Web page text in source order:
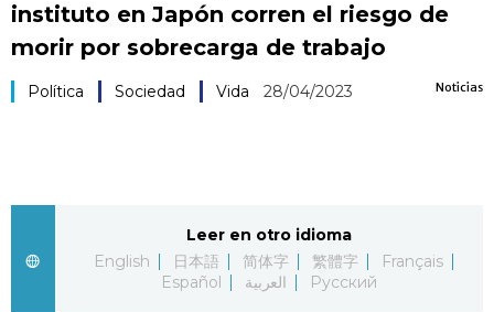
简体字
繁體字
Русский
Política
instituto en Japón corren el riesgo de
morir por sobrecarga de trabajo
Noticias
Política Sociedad Vida 28/04/2023
Leer en otro idioma
English
日本語 简体字 繁體字
Français
Español
العربية Русский